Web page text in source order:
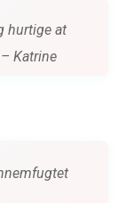
hurtige at
Katrine